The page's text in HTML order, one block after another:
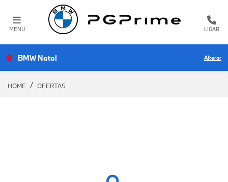
MENU LIGAR
BMW Natal Alterar
HOME OFERTAS